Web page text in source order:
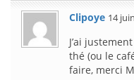
Clipoye 14
J’ai
thé (ou le
faire, merci